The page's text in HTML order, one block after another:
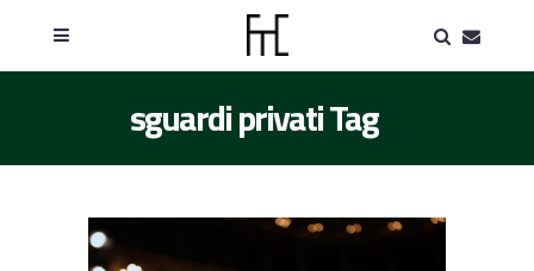
sguardi privati Tag